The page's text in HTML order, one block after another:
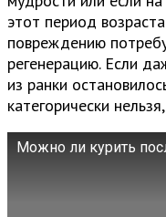
этот период
повреждению
регенерацию. Если
из ранки
категорически
Можно ли курить